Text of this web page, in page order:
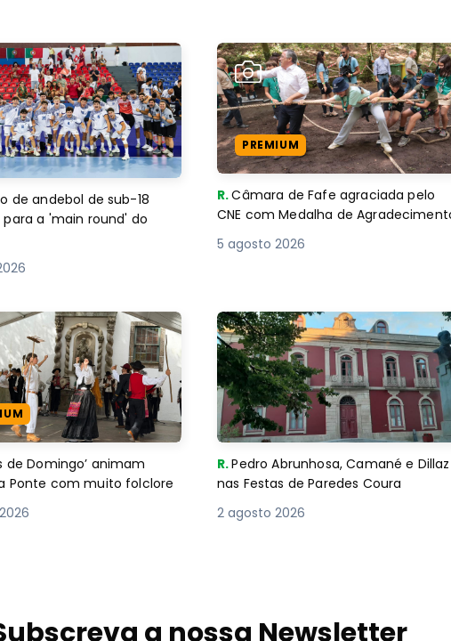
de andebol de sub-18
a 'main round' do
PREMIUM
R.Câmara de Fafe agraciada pelo
CNE com Medalha de
5 agosto 2026
de Domingo’ animam
Ponte com muito folclore
R.Pedro Abrunhosa, Camané e Dillaz
nas Festas de Paredes Coura
2 agosto 2026
a nossa Newsletter